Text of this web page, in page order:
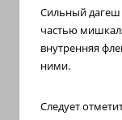
Сильный дагеш
частью
внутренняя
ними.
Следует